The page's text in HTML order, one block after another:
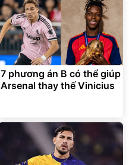
7 phương án B có thể giúp
Arsenal thay thế Vinicius